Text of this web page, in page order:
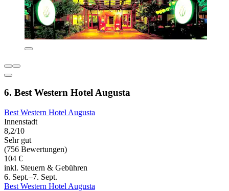
6. Best Western Hotel Augusta
Best Western Hotel Augusta
Innenstadt
8,2/10
Sehr gut
(756 Bewertungen)
104 €
inkl. Steuern & Gebühren
6. Sept.–7. Sept.
Best Western Hotel Augusta